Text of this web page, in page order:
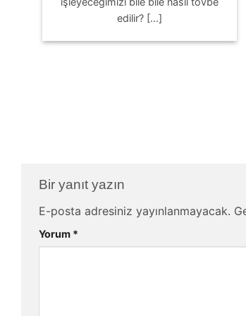
edilir? [...]
Bir yanıt yazın
E-posta adresiniz yayınlanmayacak.
Yorum *